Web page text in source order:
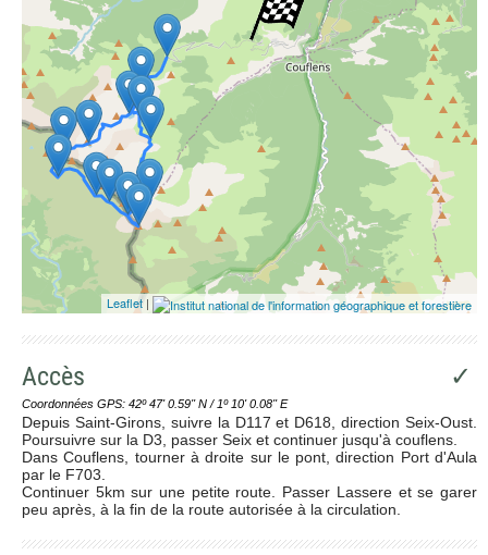
Leaflet|
Accès ✓
Coordonnées GPS: 42º 47' 0.59'' N / 1º 10' 0.08'' E
Depuis Saint-Girons, suivre la D117 et D618, direction Seix-Oust.
Poursuivre sur la D3, passer Seix et continuer jusqu'à couflens.
Dans Couflens, tourner à droite sur le pont, direction Port d'Aula
par le F703.
Continuer 5km sur une petite route. Passer Lassere et se garer
peu après, à la fin de la route autorisée à la circulation.